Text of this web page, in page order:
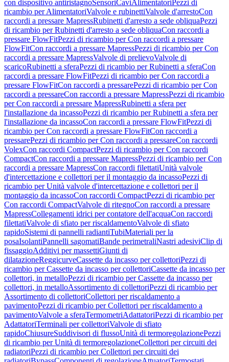
con dispositivo antiristagnoSensoriCaviAlimentatori Pezzi di
ricambio per AlimentatoriValvole e rubinettiValvole d'arrestoCon
raccordi a pressare MapressRubinetti d'arresto a sede obliquaPezzi
di ricambio per Rubinetti d'arresto a sede obliquaCon raccordi a
pressare FlowFitPezzi di ricambio per Con raccordi a pressare
FlowFitCon raccordi a pressare MapressPezzi di ricambio per Con
raccordi a pressare MapressValvole di prelievoValvole di
scaricoRubinetti a sferaPezzi di ricambio per Rubinetti a sferaCon
raccordi a pressare FlowFitPezzi di ricambio per Con raccordi a
pressare FlowFitCon raccordi a pressarePezzi di ricambio per Con
raccordi a pressareCon raccordi a pressare MapressPezzi di ricambio
per Con raccordi a pressare MapressRubinetti a sfera per
l'installazione da incassoPezzi di ricambio per Rubinetti a sfera per
l'installazione da incassoCon raccordi a pressare FlowFitPezzi di
ricambio per Con raccordi a pressare FlowFitCon raccordi a
pressarePezzi di ricambio per Con raccordi a pressareCon raccordi
VolexCon raccordi CompactPezzi di ricambio per Con raccordi
CompactCon raccordi a pressare MapressPezzi di ricambio per Con
raccordi a pressare MapressCon raccordi filettatiUnità valvole
d'intercettazione e collettori per il montaggio da incassoPezzi di
ricambio per Unità valvole d'intercettazione e collettori per il
montaggio da incassoCon raccordi CompactPezzi di ricambio per
Con raccordi CompactValvole di ritegnoCon raccordi a pressare
MapressCollegamenti idrici per contatore dell'acquaCon raccordi
filettatiValvole di sfiato per riscaldamentoValvole di sfiato
rapidoSistemi di pannelli radiantiTubiMateriali per la
posaIsolantiPannelli sagomatiBande perimetraliNastri adesiviClip di
fissaggioAdditivi per massettiGiunti di
dilatazioneReggicurveCassette da incasso per collettoriPezzi di
ricambio per Cassette da incasso per collettoriCassette da incasso per
collettori, in metalloPezzi di ricambio per Cassette da incasso per
collettori, in metalloAssortimento di collettoriPezzi di ricambio per
Assortimento di collettoriCollettori per riscaldamento a
pavimentoPezzi di ricambio per Collettori per riscaldamento a
pavimentoValvole a sferaTermometriAdattatoriPezzi di ricambio per
AdattatoriTerminali per collettoriValvole di sfiato
rapidoChiusureSuddivisori di flussoUnità di termoregolazionePezzi
di ricambio per Unità di termoregolazioneCollettori per circuiti dei
radiatoriPezzi di ricambio per Collettori per circuiti dei